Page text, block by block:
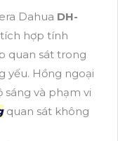
Dahua DH-
hợp tính
quan sát trong
yếu. Hồng ngoại
và phạm vi
quan sát không